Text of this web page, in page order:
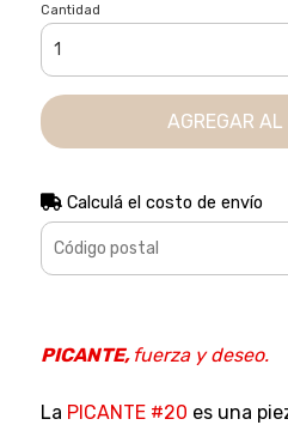
Cantidad
AGREGAR
Calculá el costo de envío
PICANTE, fuerza y deseo.
La PICANTE #20 es una